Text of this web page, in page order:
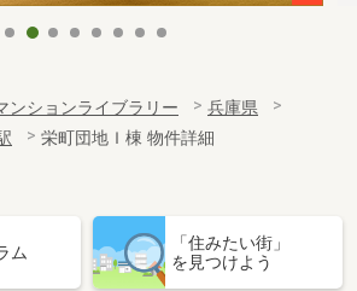
ンションライブラリー
兵庫県
栄町団地Ｉ棟 物件詳細
ム
「住みたい街」
を見つけよう